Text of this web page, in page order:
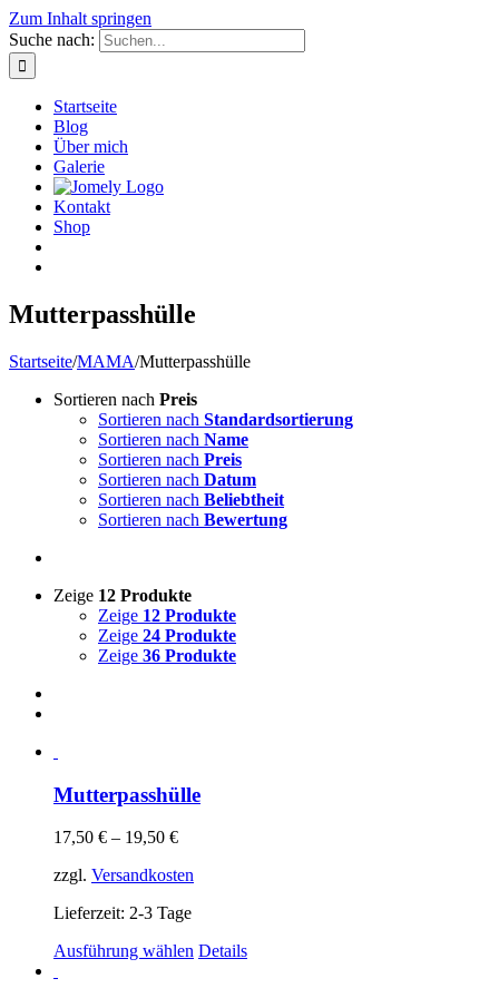
Zum Inhalt springen
Suche nach:
Startseite
Blog
Über mich
Galerie
Kontakt
Shop
Mutterpasshülle
Startseite/MAMA/Mutterpasshülle
Sortieren nach Preis
Sortieren nach Standardsortierung
Sortieren nach Name
Sortieren nach Preis
Sortieren nach Datum
Sortieren nach Beliebtheit
Sortieren nach Bewertung
Zeige 12 Produkte
Zeige 12 Produkte
Zeige 24 Produkte
Zeige 36 Produkte
Mutterpasshülle
17,50 € – 19,50 €
zzgl. Versandkosten
Lieferzeit: 2-3 Tage
Ausführung wählen Details